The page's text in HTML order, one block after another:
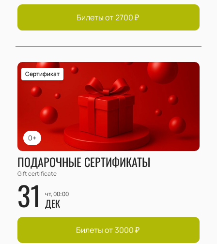
Билеты от 2700₽
0+
Сертификат
ПОДАРОЧНЫЕ СЕРТИФИКАТЫ
Gift certificate
31 чт, 00:00
ДЕК
Билеты от 3000₽